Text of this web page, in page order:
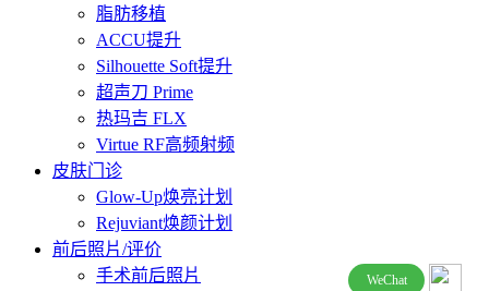
WeChat
脂肪移植
ACCU提升
Silhouette Soft提升
超声刀 Prime
热玛吉 FLX
Virtue RF高频射频
皮肤门诊
Glow-Up焕亮计划
Rejuviant焕颜计划
前后照片/评价
手术前后照片